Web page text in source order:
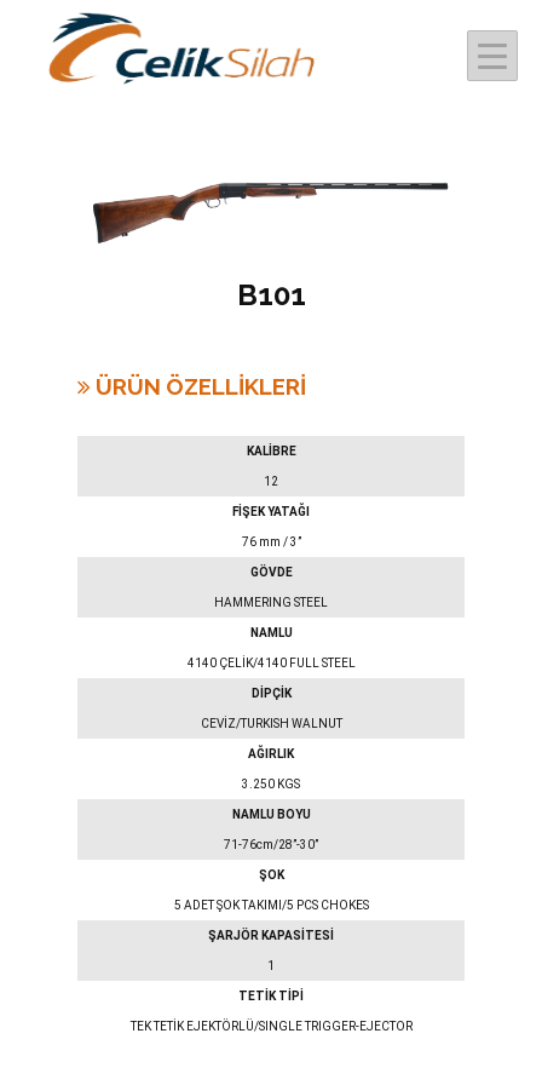
B101
ÜRÜN ÖZELLİKLERİ
KALİBRE
12
FİŞEK YATAĞI
76 mm / 3”
GÖVDE
HAMMERING STEEL
NAMLU
4140 ÇELİK/4140 FULL STEEL
DİPÇİK
CEVİZ/TURKISH WALNUT
AĞIRLIK
3.250 KGS
NAMLU BOYU
71-76cm/28”-30”
ŞOK
5 ADET ŞOK TAKIMI/5 PCS CHOKES
ŞARJÖR KAPASİTESİ
1
TETİK TİPİ
TEK TETİK EJEKTÖRLÜ/SINGLE TRIGGER-EJECTOR